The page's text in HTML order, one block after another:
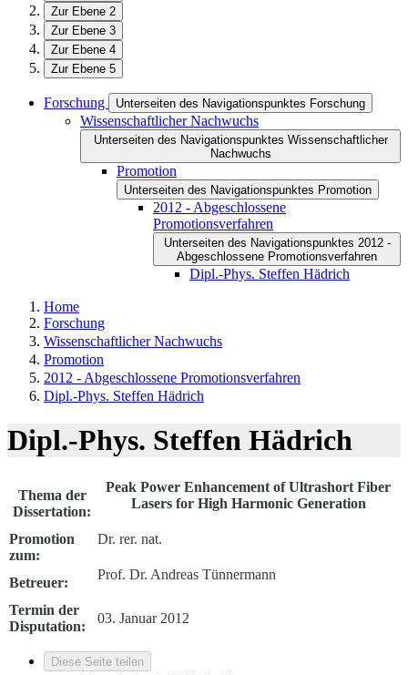
Zur Ebene 2
Zur Ebene 3
Zur Ebene 4
Zur Ebene 5
Forschung Unterseiten des Navigationspunktes Forschung
Wissenschaftlicher Nachwuchs
Unterseiten des Navigationspunktes Wissenschaftlicher
Nachwuchs
Promotion
Unterseiten des Navigationspunktes Promotion
2012 - Abgeschlossene
Promotionsverfahren
Unterseiten des Navigationspunktes 2012 -
Abgeschlossene Promotionsverfahren
Dipl.-Phys. Steffen Hädrich
Home
Forschung
Wissenschaftlicher Nachwuchs
Promotion
2012 - Abgeschlossene Promotionsverfahren
Dipl.-Phys. Steffen Hädrich
Dipl.-Phys. Steffen Hädrich
Thema der
Dissertation:
Peak Power Enhancement of Ultrashort Fiber
Lasers for High Harmonic Generation
Promotion
zum:
Dr. rer. nat.
Betreuer:
Prof. Dr. Andreas Tünnermann
Termin der
Disputation:
03. Januar 2012
Diese Seite teilen